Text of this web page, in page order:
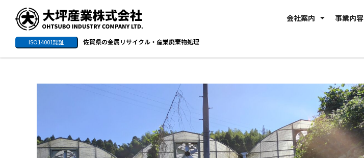
会社案内 事業内容
ISO14001認証 佐賀県の金属リサイクル・産業廃棄物処理